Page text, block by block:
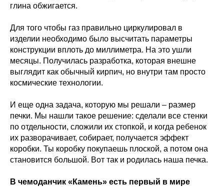
глина обжигается.
Для того чтобы газ правильно циркулировал в
изделии необходимо было высчитать параметры
конструкции вплоть до миллиметра. На это ушли
месяцы. Получилась разработка, которая внешне
выглядит как обычный кирпич, но внутри там просто
космические технологии.
И еще одна задача, которую мы решали – размер
печки. Мы нашли такое решение: сделали все стенки
по отдельности, сложили их стопкой, и когда ребенок
их разворачивает, собирает, получается эффект
коробки. Ты коробку покупаешь плоской, а потом она
становится большой. Вот так и родилась наша печка.
В чемоданчик «Камень» есть первый в мире